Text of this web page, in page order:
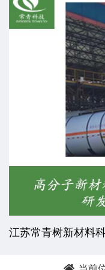
江苏常青树新材料